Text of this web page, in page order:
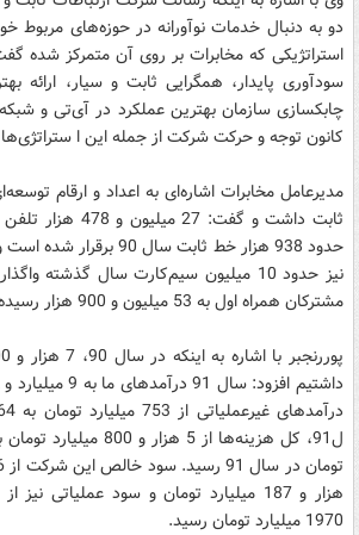
استراتژیکی که مخابرات بر روی آن متمرکز شده
سودآوری پایدار، همگرایی ثابت و سیار، ارائه
چابکسازی سازمان بهترین عملکرد در آی‌تی و شبکه
کانون توجه و حرکت شرکت از جمله این ا
مدیرعامل مخابرات اشاره‌‌ای به اعداد و ارقام
ثابت داشت و گفت:
حدود 938 هزار خط ثابت سال
نیز حدود 10 میلیون سیم‌کارت سال گذشته
مشترکان همراه اول به 53 میلیون و 900 هزار رسیده است.
1970 میلیارد تومان رسید.